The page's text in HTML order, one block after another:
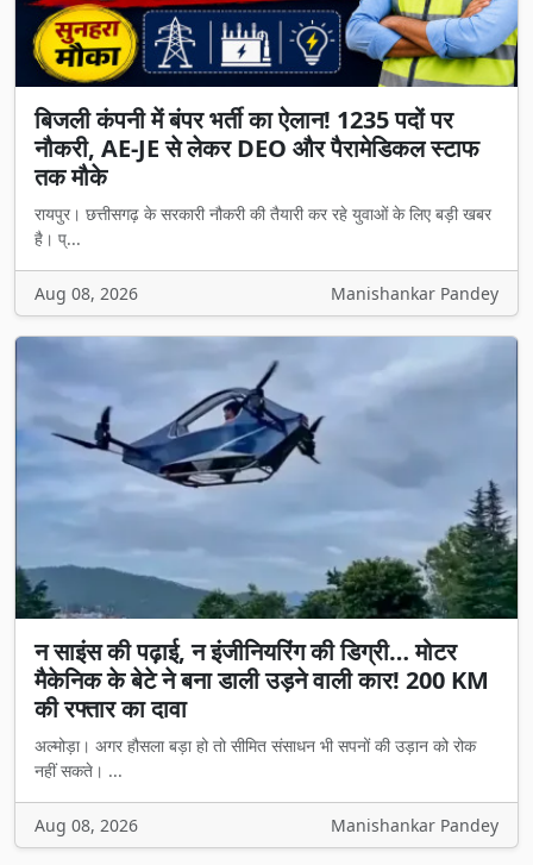
बिजली कंपनी में बंपर भर्ती का ऐलान! 1235 पदों पर
नौकरी, AE-JE से लेकर DEO और पैरामेडिकल स्टाफ
तक मौके
रायपुर। छत्तीसगढ़ के सरकारी नौकरी की तैयारी कर रहे युवाओं के लिए बड़ी खबर
है। प्...
Aug 08, 2026 Manishankar Pandey
न साइंस की पढ़ाई, न इंजीनियरिंग की डिग्री… मोटर
मैकेनिक के बेटे ने बना डाली उड़ने वाली कार! 200 KM
की रफ्तार का दावा
अल्मोड़ा। अगर हौसला बड़ा हो तो सीमित संसाधन भी सपनों की उड़ान को रोक
नहीं सकते। ...
Aug 08, 2026 Manishankar Pandey